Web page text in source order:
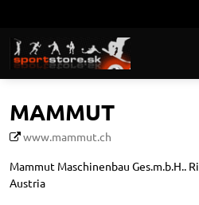
MAMMUT
www.mammut.ch
Mammut Maschinenbau Ges.m.b.H..
Austria